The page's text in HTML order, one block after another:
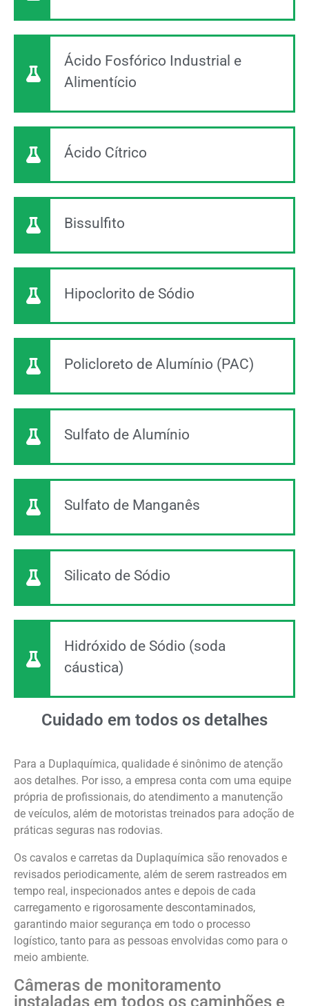
Ácido Fosfórico Industrial e
Alimentício
Ácido Cítrico
Bissulfito
Hipoclorito de Sódio
Policloreto de Alumínio (PAC)
Sulfato de Alumínio
Sulfato de Manganês
Silicato de Sódio
Hidróxido de Sódio (soda
cáustica)
Cuidado em todos os detalhes
Para a Duplaquímica, qualidade é sinônimo de atenção
aos detalhes. Por isso, a empresa conta com uma equipe
própria de profissionais, do atendimento a manutenção
de veículos, além de motoristas treinados para adoção de
práticas seguras nas rodovias.
Os cavalos e carretas da Duplaquímica são renovados e
revisados periodicamente, além de serem rastreados em
tempo real, inspecionados antes e depois de cada
carregamento e rigorosamente descontaminados,
garantindo maior segurança em todo o processo
logístico, tanto para as pessoas envolvidas como para o
meio ambiente.
Câmeras de monitoramento
instaladas em todos os caminhões e